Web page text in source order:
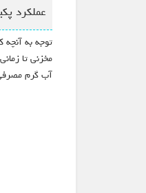
عملکرد
توجه به
مخزنی تا
آب گرم